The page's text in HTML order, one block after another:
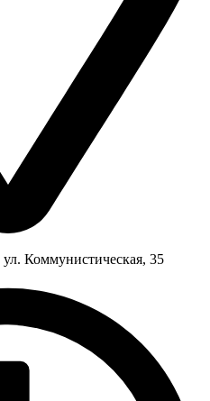
Коммунистическая, 35